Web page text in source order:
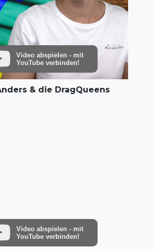
Video abspielen - mit
YouTube verbinden!
& die DragQueens
Video abspielen - mit
YouTube verbinden!